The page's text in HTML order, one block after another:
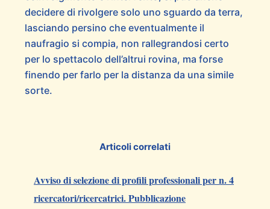
decidere di rivolgere solo uno sguardo da terra,
lasciando persino che eventualmente il
naufragio si compia, non rallegrandosi certo
per lo spettacolo dell’altrui rovina, ma forse
finendo per farlo per la distanza da una simile
sorte.
Articoli correlati
Avviso di selezione di profili professionali per n. 4
ricercatori/ricercatrici. Pubblicazione